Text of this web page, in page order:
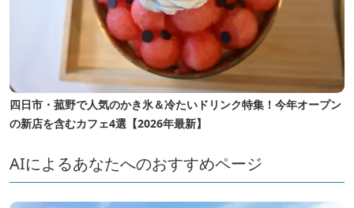
四日市・菰野で人気のかき氷＆冷たいドリンク特集！今年オープン
の新店を含むカフェ4選【2026年最新】
AIによるあなたへのおすすめページ